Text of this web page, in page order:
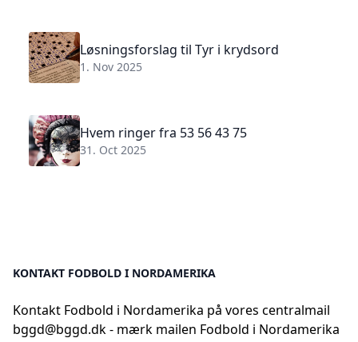
Løsningsforslag til Tyr i krydsord
1. Nov 2025
Hvem ringer fra 53 56 43 75
31. Oct 2025
KONTAKT FODBOLD I NORDAMERIKA
Kontakt Fodbold i Nordamerika på vores centralmail
bggd@bggd.dk- mærk mailen Fodbold i Nordamerika